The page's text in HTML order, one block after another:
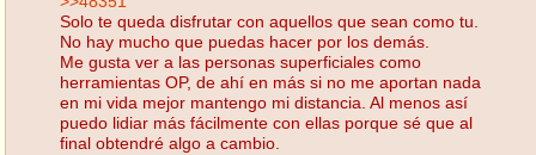
Solo te queda disfrutar con aquellos que sean como tu.
No hay mucho que puedas hacer por los demás.
Me gusta ver a las personas superficiales como
herramientas OP, de ahí en más si no me aportan nada
en mi vida mejor mantengo mi distancia. Al menos así
puedo lidiar más fácilmente con ellas porque sé que al
final obtendré algo a cambio.